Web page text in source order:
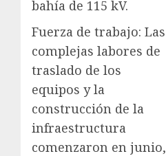
bahía de 115 kV.
Fuerza de trabajo: Las
complejas labores de
traslado de los
equipos y la
construcción de la
infraestructura
comenzaron en junio,